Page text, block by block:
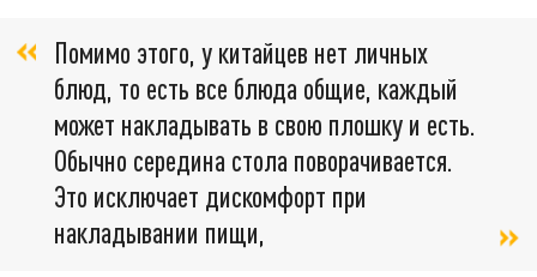
Помимо этого, у китайцев нет личных
блюд, то есть все блюда общие, каждый
может накладывать в свою плошку и есть.
Обычно середина стола поворачивается.
Это исключает дискомфорт при
накладывании пищи,